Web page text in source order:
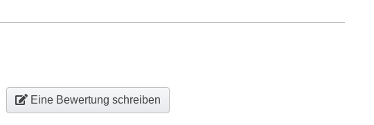
Eine Bewertung schreiben